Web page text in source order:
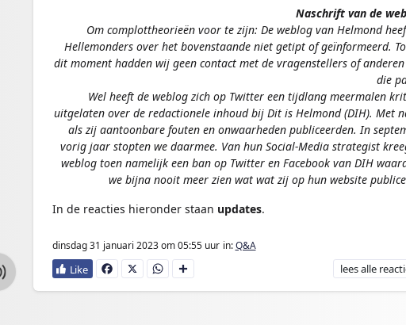
Naschrift van de
Om complottheorieën voor te zijn: De weblog van Helmond
Hellemonders over het bovenstaande niet getipt of geïnformeerd.
dit moment hadden wij geen contact met de vragenstellers of
die
Wel heeft de weblog zich op Twitter een tijdlang meermalen
uitgelaten over de redactionele inhoud bij Dit is Helmond (DIH). Met
als zij aantoonbare fouten en onwaarheden publiceerden. In
vorig jaar stopten we daarmee. Van hun Social-Media strategist
weblog toen namelijk een ban op Twitter en Facebook van DIH
we bijna nooit meer zien wat wat zij op hun website
In de reacties hieronder staan updates.
dinsdag 31 januari 2023om 05:55 uur in:Q&A
Fa
ce
X
W
ha
D
e
leesalle